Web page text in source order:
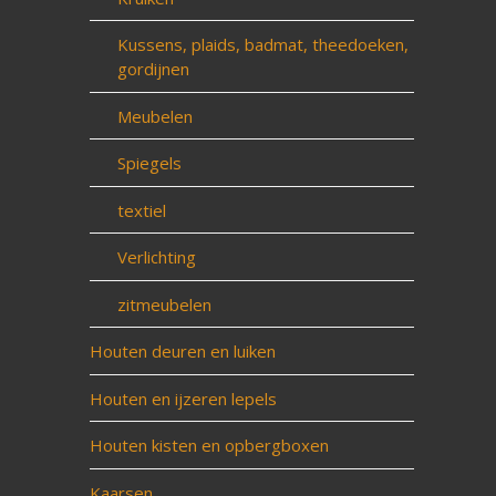
Kussens, plaids, badmat, theedoeken,
gordijnen
Meubelen
Spiegels
textiel
Verlichting
zitmeubelen
Houten deuren en luiken
Houten en ijzeren lepels
Houten kisten en opbergboxen